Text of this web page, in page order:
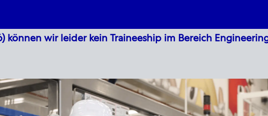
können wir leider kein Traineeship im Bereich